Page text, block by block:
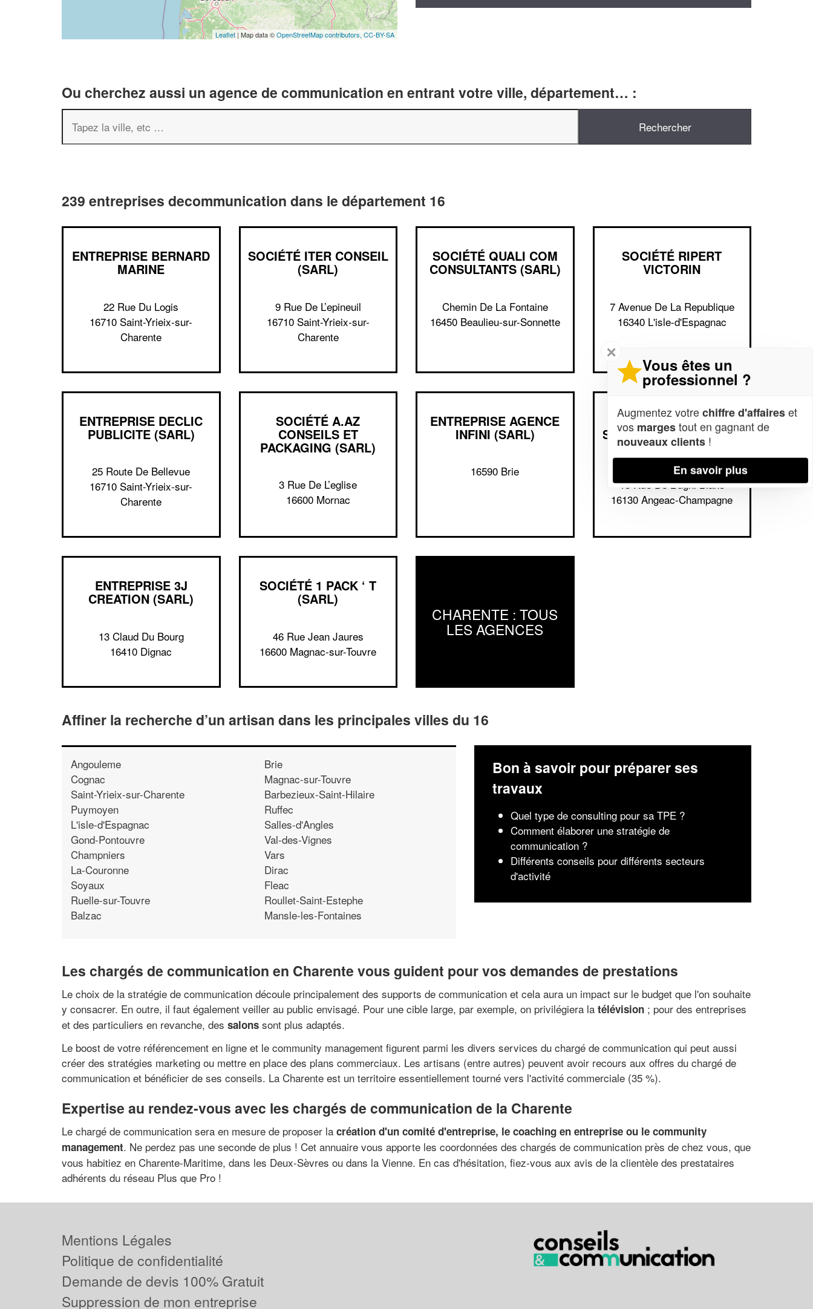
Leaflet| Map data ©OpenStreetMap contributors, CC-BY-SA
Ou cherchez aussi un agence de communication en entrant votre ville, département… :
239 entreprises decommunication dans le département 16
ENTREPRISE BERNARD
MARINE
22 Rue Du Logis
16710 Saint-Yrieix-sur-
Charente
SOCIÉTÉ ITER CONSEIL
(SARL)
9 Rue De L’epineuil
16710 Saint-Yrieix-sur-
Charente
SOCIÉTÉ QUALI COM
CONSULTANTS (SARL)
Chemin De La Fontaine
16450 Beaulieu-sur-Sonnette
SOCIÉTÉ RIPERT
VICTORIN
7 Avenue De La Republique
16340 L'isle-d'Espagnac
ENTREPRISE DECLIC
PUBLICITE (SARL)
25 Route De Bellevue
16710 Saint-Yrieix-sur-
Charente
SOCIÉTÉ A.AZ
CONSEILS ET
PACKAGING (SARL)
3 Rue De L’eglise
16600 Mornac
ENTREPRISE AGENCE
INFINI (SARL)
16590 Brie
SOCIÉTÉ DATA
SCIENTIST MARKETING
(SAS)
15 Rue De L'ugni Blanc
16130 Angeac-Champagne
ENTREPRISE 3J
CREATION (SARL)
13 Claud Du Bourg
16410 Dignac
SOCIÉTÉ 1 PACK ‘ T
(SARL)
46 Rue Jean Jaures
16600 Magnac-sur-Touvre
CHARENTE : TOUS
LES AGENCES
Affiner la recherche d’un artisan dans les principales villes du 16
Angouleme
Cognac
Saint-Yrieix-sur-Charente
Puymoyen
L'isle-d'Espagnac
Gond-Pontouvre
Champniers
La-Couronne
Soyaux
Ruelle-sur-Touvre
Balzac
Brie
Magnac-sur-Touvre
Barbezieux-Saint-Hilaire
Ruffec
Salles-d'Angles
Val-des-Vignes
Vars
Dirac
Fleac
Roullet-Saint-Estephe
Mansle-les-Fontaines
Bon à savoir pour préparer ses
travaux
Quel type de consulting pour sa TPE ?
Comment élaborer une stratégie de
communication ?
Différents conseils pour différents secteurs
d'activité
Les chargés de communication en Charente vous guident pour vos demandes de prestations
Le choix de la stratégie de communication découle principalement des supports de communication et cela aura un impact sur le budget que l'on souhaite
y consacrer. En outre, il faut également veiller au public envisagé. Pour une cible large, par exemple, on privilégiera la télévision ; pour des entreprises
et des particuliers en revanche, des salons sont plus adaptés.
Le boost de votre référencement en ligne et le community management figurent parmi les divers services du chargé de communication qui peut aussi
créer des stratégies marketing ou mettre en place des plans commerciaux. Les artisans (entre autres) peuvent avoir recours aux offres du chargé de
communication et bénéficier de ses conseils. La Charente est un territoire essentiellement tourné vers l'activité commerciale (35 %).
Expertise au rendez-vous avec les chargés de communication de la Charente
Le chargé de communication sera en mesure de proposer la création d'un comité d'entreprise, le coaching en entreprise ou le community
management. Ne perdez pas une seconde de plus ! Cet annuaire vous apporte les coordonnées des chargés de communication près de chez vous, que
vous habitiez en Charente-Maritime, dans les Deux-Sèvres ou dans la Vienne. En cas d'hésitation, fiez-vous aux avis de la clientèle des prestataires
adhérents du réseau Plus que Pro !
✕
Vous êtes un
professionnel ?
Augmentez votrechiffre d'affaireset
vos margestout en gagnant de
nouveaux clients !
En savoir plus
Mentions Légales
Politique de confidentialité
Demande de devis 100% Gratuit
Suppression de mon entreprise